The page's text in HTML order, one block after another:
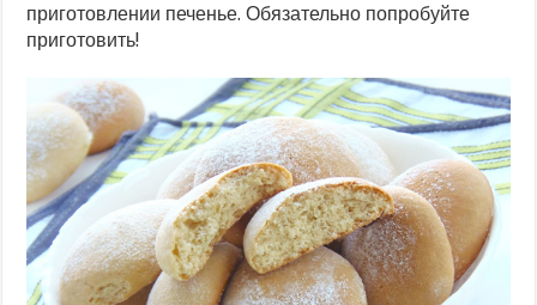
приготовлении печенье. Обязательно попробуйте
приготовить!